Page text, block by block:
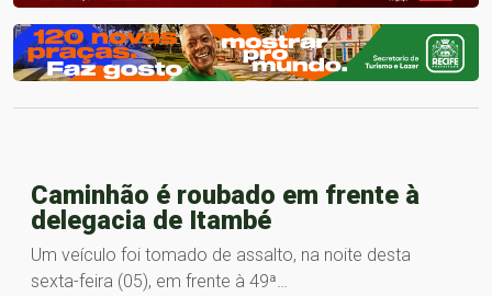
Caminhão é roubado em frente à
delegacia de Itambé
Um veículo foi tomado de assalto, na noite desta
sexta-feira (05), em frente à 49ª…